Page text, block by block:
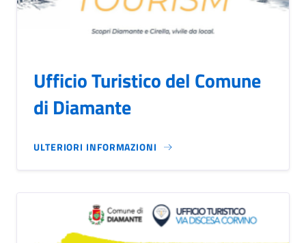
Ufficio Turistico del Comune
di Diamante
ULTERIORI INFORMAZIONI